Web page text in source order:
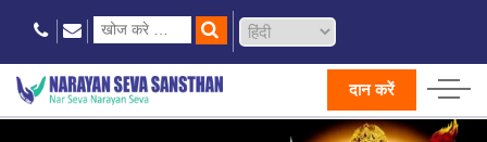
दान करें